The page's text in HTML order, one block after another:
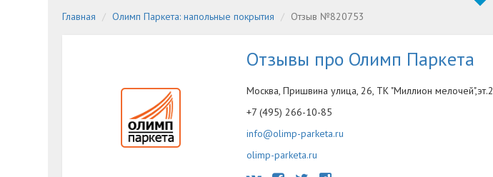
Главная Олимп Паркета: напольные покрытия Отзыв №820753
Отзывы про Олимп Паркета
Москва, Пришвина улица, 26, ТК "Миллион мелочей",эт.2
+7 (495) 266-10-85
info@olimp-parketa.ru
olimp-parketa.ru